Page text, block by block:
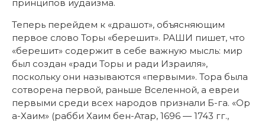
принципов иудаизма.
Теперь перейдем к «драшот», объясняющим
первое слово Торы «берешит». РАШИ пишет, что
«берешит» содержит в себе важную мысль: мир
был создан «ради Торы и ради Израиля»,
поскольку они называются «первыми». Тора была
сотворена первой, раньше Вселенной, а евреи
первыми среди всех народов признали Б-га. «Ор
а-Хаим» (рабби Хаим бен-Атар, 1696 — 1743 гг.,